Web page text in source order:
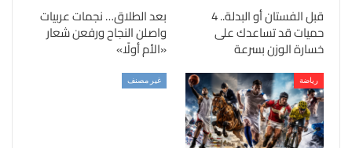
قبل الفستان أو البدلة.. 4
حميات قد تساعدك على
خسارة الوزن بسرعة
بعد الطلاق… نجمات عربيات
واصلن النجاح ورفعن شعار
«الأم أولًا»
رياضة غير مصنف